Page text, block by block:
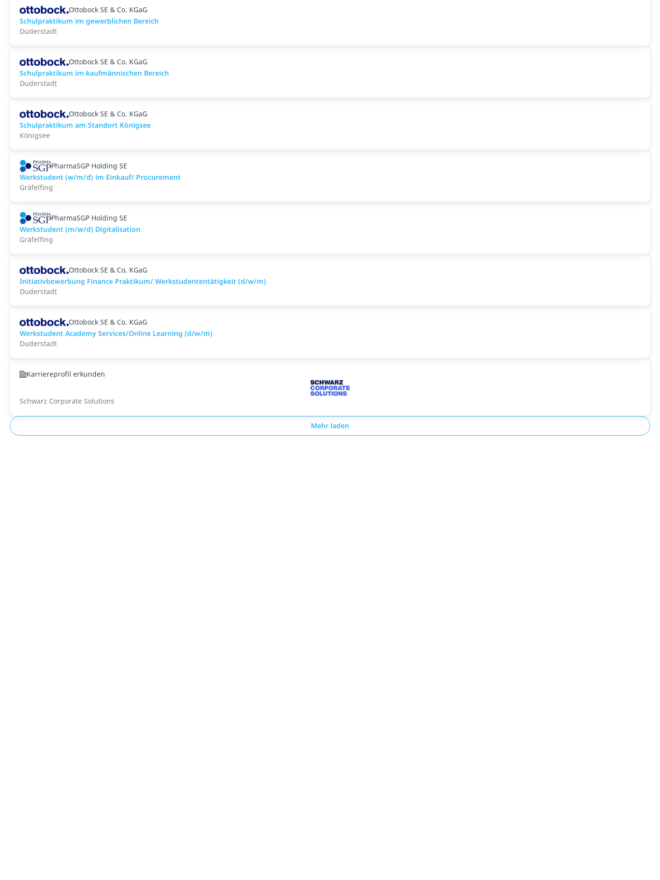
Ottobock SE & Co. KGaG
Schulpraktikum im gewerblichen Bereich
Duderstadt
Ottobock SE & Co. KGaG
Schulpraktikum im kaufmännischen Bereich
Duderstadt
Ottobock SE & Co. KGaG
Schulpraktikum am Standort Königsee
Königsee
PharmaSGP Holding SE
Werkstudent (w/m/d) im Einkauf/ Procurement
Gräfelfing
PharmaSGP Holding SE
Werkstudent (m/w/d) Digitalisation
Gräfelfing
Ottobock SE & Co. KGaG
Initiativbewerbung Finance Praktikum/ Werkstudententätigkeit (d/w/m)
Duderstadt
Ottobock SE & Co. KGaG
Werkstudent Academy Services/Online Learning (d/w/m)
Duderstadt
Karriereprofil erkunden
Schwarz Corporate Solutions
Mehr laden